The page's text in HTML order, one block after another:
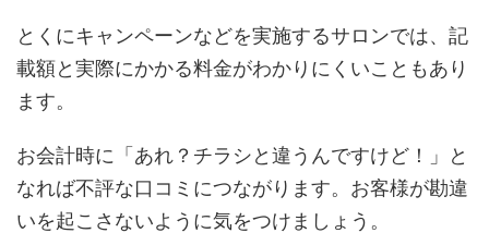
とくにキャンペーンなどを実施するサロンでは、記
載額と実際にかかる料金がわかりにくいこともあり
ます。
お会計時に「あれ？チラシと違うんですけど！」と
なれば不評な口コミにつながります。お客様が勘違
いを起こさないように気をつけましょう。